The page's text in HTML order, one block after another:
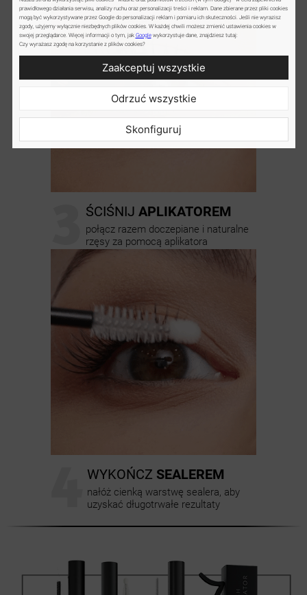
ŚCIŚNIJ APLIKATOREM
połącz razem doczepiane i naturalne
rzęsy za pomocą aplikatora
WYKOŃCZ SEALEREM
nałóż cienką warstwę sealera, aby
uzyskać długotrwałe rezultaty
prawidłowego działania serwisu, analizy ruchu oraz personalizacji treści i reklam. Dane zbierane przez pliki cookies
mogą być wykorzystywane przez Google do personalizacji reklam i pomiaru ich skuteczności. Jeśli nie wyrazisz
zgody, użyjemy wyłącznie niezbędnych plików cookies. W każdej chwili możesz zmienić ustawienia cookies w
swojej przeglądarce. Więcej informacji o tym, jak Googlewykorzystuje dane, znajdziesz tutaj:
Czy wyrażasz zgodę na korzystanie z plików cookies?
Zaakceptuj wszystkie
Odrzuć wszystkie
Skonfiguruj